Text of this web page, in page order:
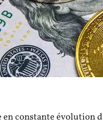
en constante évolution